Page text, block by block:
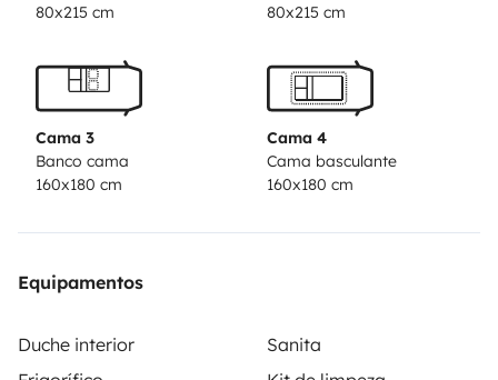
possible without our motorhome.
80x215 cm
80x215 cm
Cama 3
Banco cama
160x180 cm
Cama 4
Cama basculante
160x180 cm
Equipamentos
Duche interior
Sanita